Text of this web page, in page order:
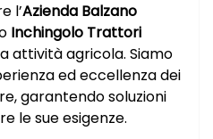
l’Azienda Balzano
Inchingolo Trattori
attività agricola. Siamo
ed eccellenza dei
garantendo soluzioni
le sue esigenze.